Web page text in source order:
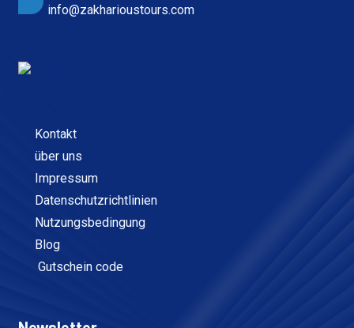
info@zakharioustours.com
Kontakt
über uns
Impressum
Datenschutzrichtlinien
Nutzungsbedingung
Blog
Gutschein code